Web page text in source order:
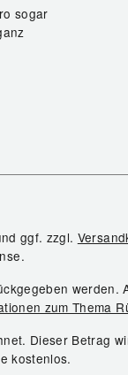
sogar
ggf. zzgl.
werden.
zum Thema
Dieser Betrag
kostenlos.